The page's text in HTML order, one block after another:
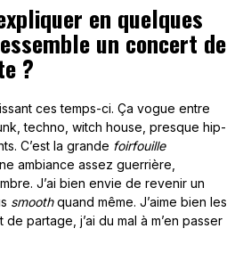
en quelques
un concert de
?
ces temps-ci. Ça vogue entre
techno, witch house, presque hip-
C’est la grande foirfouille
ambiance assez guerrière,
J’ai bien envie de revenir un
smoothquand même. J’aime bien les
de partage, j’ai du mal à m’en passer